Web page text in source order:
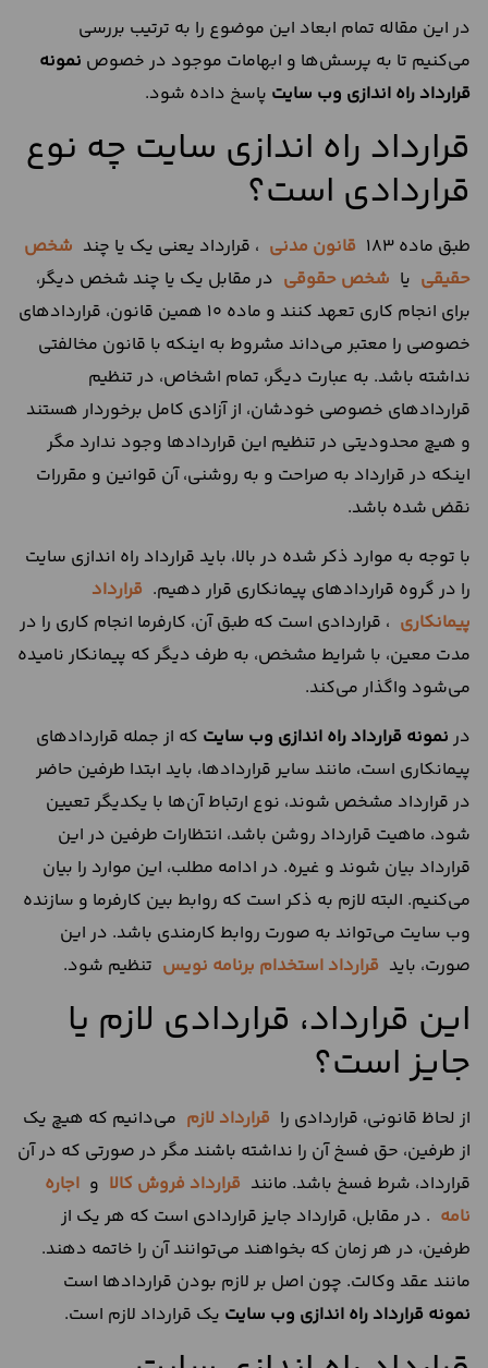
در این مقاله تمام ابعاد این موضوع را به ترتیب بررسی
می‌کنیم تا به پرسش‌‌ها و ابهامات موجود در خصوص نمونه
قرارداد راه اندازی وب سایت پاسخ داده شود.
قرارداد راه اندازی سایت چه نوع
قراردادی است؟
طبق ماده 183 قانون مدنی ، قرارداد یعنی یک یا چند شخص
حقیقی یا شخص حقوقی در مقابل یک یا چند شخص دیگر،
برای انجام کاری تعهد‌‌ کنند و ماده 10 همین قانون، قراردادهای
خصوصی را معتبر می‌داند مشروط به اینکه با قانون مخالفتی
نداشته باشد. به عبارت دیگر، تمام اشخاص، در تنظیم
قراردادهای خصوصی خودشان، از آزادی کامل برخوردار هستند
و هیچ محدودیتی در تنظیم این قرارداد‌‌ها وجود ندارد مگر
اینکه در قرارداد به صراحت و به روشنی، آن قوانین و مقررات
نقض شده باشد.
با توجه به موارد ذ‌کر شده در بالا، باید قرارداد راه اندازی سایت
را در گروه قراردادهای پیمانکاری قرار دهیم. قرارداد
پیمانکاری ، قراردادی است که طبق آن، کارفرما انجام کاری را در
مدت معین، با شرایط مشخص، به طرف دیگر که پیمانکار نامیده‌‌
می‌‌شود واگذار می‌‌کند.
در نمونه قرارداد راه اندازی وب سایت که از جمله قراردادهای
پیمانکاری است، مانند سایر قرارداد‌‌ها، باید ابتدا طرفین حاضر
در قرارداد مشخص شوند، نوع ارتباط آن‌‌ها با یکدیگر تعیین
شود، ماهیت قرارداد روشن باشد، انتظارات طرفین در این
قرارداد بیان شوند و غیره. در ادامه مطلب، این موارد را بیان
می‌کنیم. البته لازم به ذکر است که روابط بین کارفرما و سازنده
وب سایت می‌تواند به صورت روابط کارمندی باشد. در این
صورت، باید قرارداد استخدام برنامه نویس تنظیم شود.
این قرارداد، قراردادی لازم یا
جایز است؟
از لحاظ قانونی، قراردادی را قرارداد لازم می‌‌دانیم که هیچ یک
از طرفین، حق فسخ آن را نداشته باشند مگر در صورتی که در آن
قرارداد، شرط فسخ باشد. مانند قرارداد فروش کالا و اجاره
نامه . در مقابل، قرارداد جایز قراردادی است که هر یک از
طرفین، در هر زمان که بخواهند می‌‌توانند آن را خاتمه دهند.
مانند عقد وکالت. چون اصل بر لازم بودن قراردادها است
نمونه قرارداد راه اندازی وب سایت یک قرارداد لازم است.